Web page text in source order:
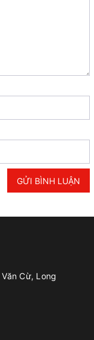
GỬI BÌNH LUẬN
Cừ, Long